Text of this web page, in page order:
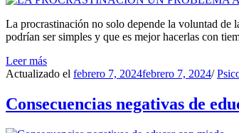
La procrastinación no solo depende la voluntad de
podrían ser simples y que es mejor hacerlas con
Leer más
Actualizado el febrero 7, 2024febrero 7, 2024/
Consecuencias negativas de